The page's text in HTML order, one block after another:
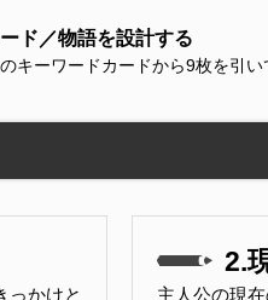
ド／物語を設計する
キーワードカードから9枚を引い
っかけと
2.
主人公の現